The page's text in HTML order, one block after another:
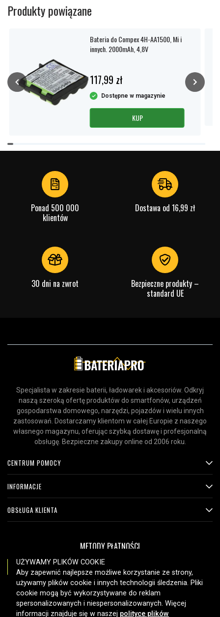
Produkty powiązane
Bateria do Compex 4H-AA1500, Mi i
innych. 2000mAh, 4,8V
117,99 zł
Dostępne w magazynie
KUP
Item
1
Ponad 500 000
klientów
Dostawa od 16,99 zł
30 dni na zwrot
Bezpieczne produkty –
standard UE
Specjalista w zakresie baterii, ładowarek i akcesoriów. Odkryj
naszą szeroką ofertę produktów do smartfonów, urządzeń
gospodarstwa domowego, narzędzi, pojazdów i wielu innych
zastosowań. Dostarczamy klientom w całej Europie z naszego
własnego magazynu, oferując szybką dostawę i profesjonalną
obsługę. Bezpieczne zakupy online od 2006 roku.
CENTRUM POMOCY
INFORMACJE
OBSŁUGA KLIENTA
METODY PŁATNOŚCI
OPCJE DOSTAWY
UŻYWAMY PLIKÓW COOKIE
Aby zapewnić najlepsze możliwe korzystanie ze strony,
używamy plików cookie i innych technologii śledzenia. Pliki
cookie mogą być wykorzystywane do reklam
spersonalizowanych i niespersonalizowanych. Więcej
informacji znajduje się w naszej polityce plików